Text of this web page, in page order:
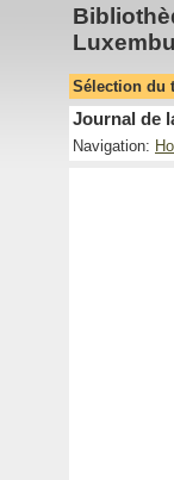
Sélection du
Journal de
Navigation: